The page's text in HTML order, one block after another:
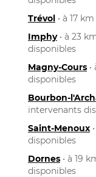
Trévol • à 17
Imphy• à 23
disponibles
Magny-Cours
disponibles
Bourbon-
intervenants
Saint-Menoux
disponibles
Dornes • à 19
disponibles